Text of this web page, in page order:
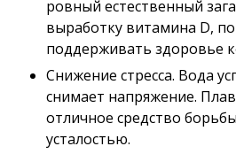
ровный естественный
выработку витамина D,
поддерживать здоровье
Снижение стресса. Вода
снимает напряжение.
отличное средство
усталостью.